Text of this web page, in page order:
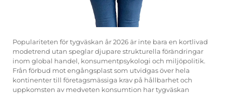
Populariteten för tygväskan år 2026 är inte bara en kortlivad
modetrend utan speglar djupare strukturella förändringar
inom global handel, konsumentpsykologi och miljöpolitik.
Från förbud mot engångsplast som utvidgas över hela
kontinenter till företagsmässiga krav på hållbarhet och
uppkomsten av medveten konsumtion har tygväskan